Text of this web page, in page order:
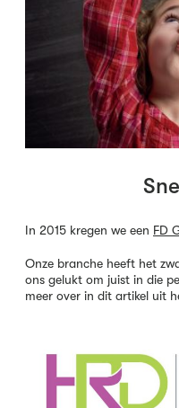
In 2015 kregen we een FD
Onze branche heeft het
ons gelukt om juist in die
meer over in dit artikel uit